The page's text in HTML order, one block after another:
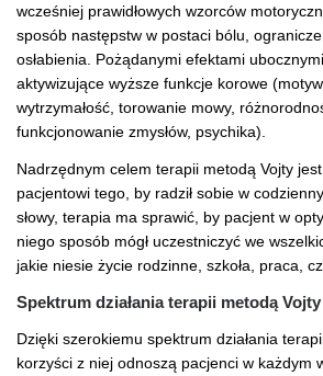
wcześniej prawidłowych wzorców
sposób następstw w postaci bólu,
osłabienia. Pożądanymi efektami
aktywizujące wyższe funkcje korowe
wytrzymałość, torowanie mowy,
funkcjonowanie zmysłów, psychika).
Nadrzędnym celem terapii metodą Vojty
pacjentowi tego, by radził sobie w
słowy, terapia ma sprawić, by pacjent w
niego sposób mógł uczestniczyć we
jakie niesie życie rodzinne, szkoła, praca,
Spektrum działania terapii metodą Vojty
Dzięki szerokiemu spektrum działania
korzyści z niej odnoszą pacjenci w każdym